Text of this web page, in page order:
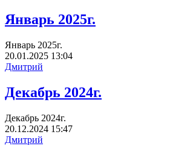
Январь 2025г.
Январь 2025г.
20.01.2025 13:04
Дмитрий
Декабрь 2024г.
Декабрь 2024г.
20.12.2024 15:47
Дмитрий